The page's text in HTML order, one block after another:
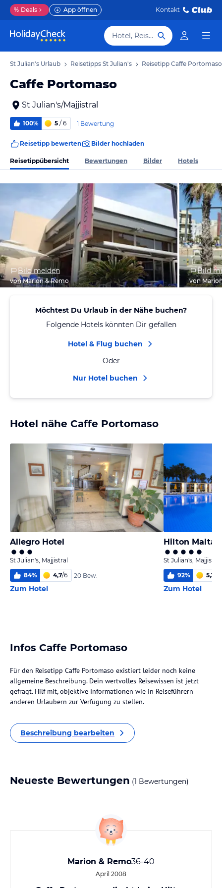
% Deals App öffnen Kontakt
Hotel, Reiseziel
St Julian's Urlaub Reisetipps St Julian's Reisetipp Caffe Portomaso
Caffe Portomaso
St Julian's/Majjistral
100% 5 / 6 1 Bewertung
Reisetipp bewerten Bilder hochladen
Reisetippübersicht Bewertungen Bilder Hotels
Bild melden
von Marion & Remo
Bild
von
Möchtest Du Urlaub in der Nähe buchen?
Folgende Hotels könnten Dir gefallen
Hotel & Flug buchen
Oder
Nur Hotel buchen
Hotel nähe Caffe Portomaso
Allegro Hotel
St Julian's, Majjistral
84% 4,7/6 20 Bew.
Zum Hotel
Hilton Malta
St Julian's, Majjistral
92% 5,2
Zum Hotel
Infos Caffe Portomaso
Für den Reisetipp Caffe Portomaso existiert leider noch keine
allgemeine Beschreibung. Dein wertvolles Reisewissen ist jetzt
gefragt. Hilf mit, objektive Informationen wie in Reiseführern
anderen Urlaubern zur Verfügung zu stellen.
Beschreibung bearbeiten
Neueste Bewertungen (1 Bewertungen)
Marion & Remo36-40
April 2008